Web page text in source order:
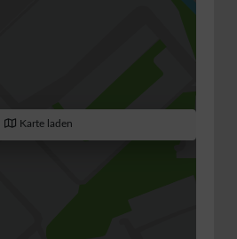
Karte laden